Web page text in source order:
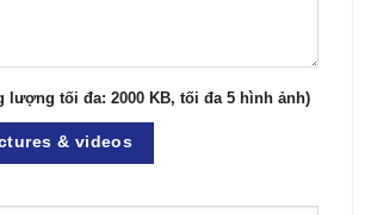
lượng tối đa: 2000 KB, tối đa 5 hình ảnh)
& videos